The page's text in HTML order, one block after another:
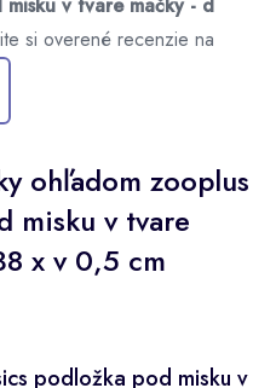
si overené recenzie na
ohľadom zooplus
misku v tvare
x v 0,5 cm
podložka pod misku v